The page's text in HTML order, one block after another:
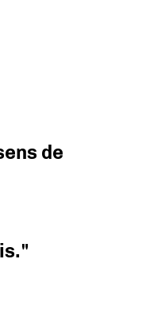
de